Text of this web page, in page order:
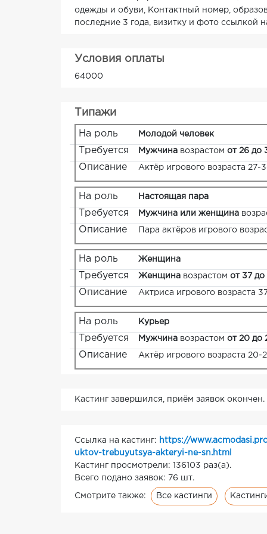
одежды и обуви, Контактный номер,
последние 3 года, визитку и фото ссылкой
Условия оплаты
64000
Типажи
На роль Молодой человек
Требуется Мужчина возрастом от 26 до
Описание Актёр игрового возраста 27-
На роль Настоящая пара
Требуется Мужчина или женщина
Описание Пара актёров игрового
На роль Женщина
Требуется Женщина возрастом от 37 до
Описание Актриса игрового возраста
На роль Курьер
Требуется Мужчина возрастом от 20 до
Описание Актёр игрового возраста 20-
Кастинг завершился, приём заявок окончен.
Ссылка на кастинг: https://
uktov-trebuyutsya-akteryi-ne-sn.html
Кастинг просмотрели: 136103 раз(а).
Всего подано заявок: 76 шт.
Смотрите также: Все кастинги